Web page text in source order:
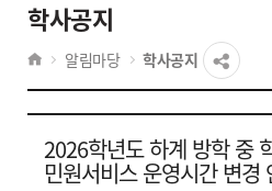
학사공지
알림마당 학사공지
2026학년도 하계 방학 중
민원서비스 운영시간 변경